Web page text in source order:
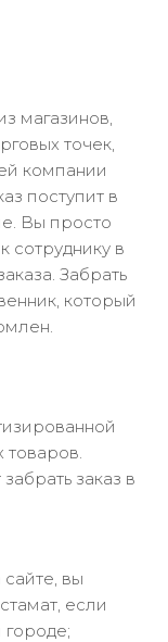
магазинов,
точек,
компании
поступит в
Вы просто
сотруднику в
Забрать
который
товаров.
заказ в
вы
если